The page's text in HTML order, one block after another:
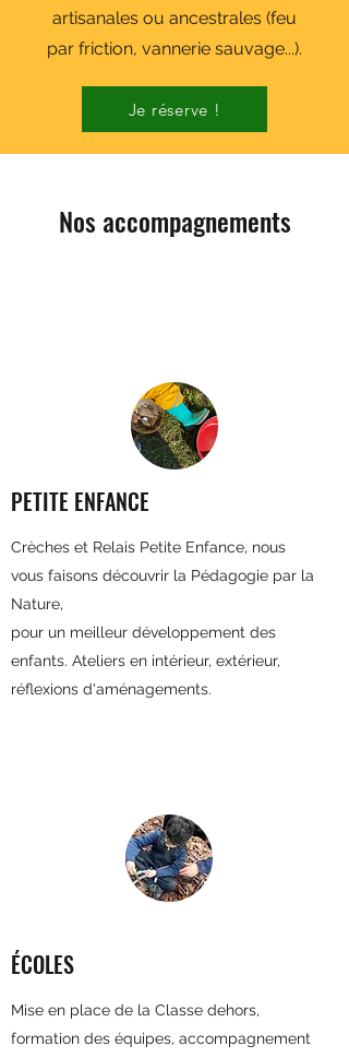
artisanales ou ancestrales (feu
par friction, vannerie sauvage...).
Je réserve !
Nos accompagnements
PETITE ENFANCE
Crèches et Relais Petite Enfance, nous
vous faisons découvrir la Pédagogie par la
Nature,
pour un meilleur développement des
enfants. Ateliers en intérieur, extérieur,
réflexions d'aménagements.
ÉCOLES
Mise en place de la Classe dehors,
formation des équipes, accompagnement